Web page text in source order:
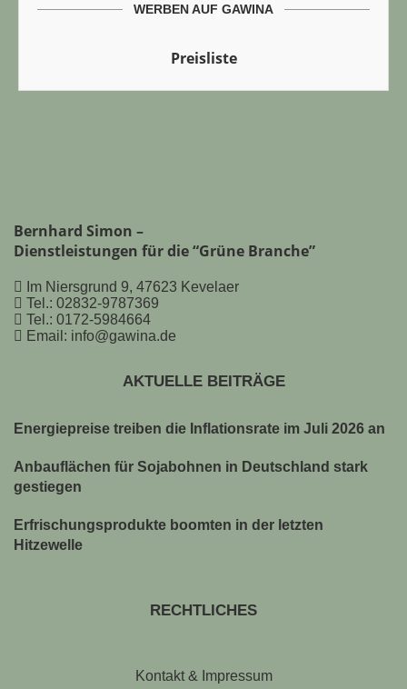
WERBEN AUF GAWINA
Preisliste
Bernhard Simon –
Dienstleistungen für die “Grüne Branche”
Im Niersgrund 9, 47623 Kevelaer
Tel.: 02832-9787369
Tel.: 0172-5984664
Email: info@gawina.de
AKTUELLE BEITRÄGE
Energiepreise treiben die Inflationsrate im Juli 2026 an
Anbauflächen für Sojabohnen in Deutschland stark
gestiegen
Erfrischungsprodukte boomten in der letzten
Hitzewelle
RECHTLICHES
Kontakt & Impressum